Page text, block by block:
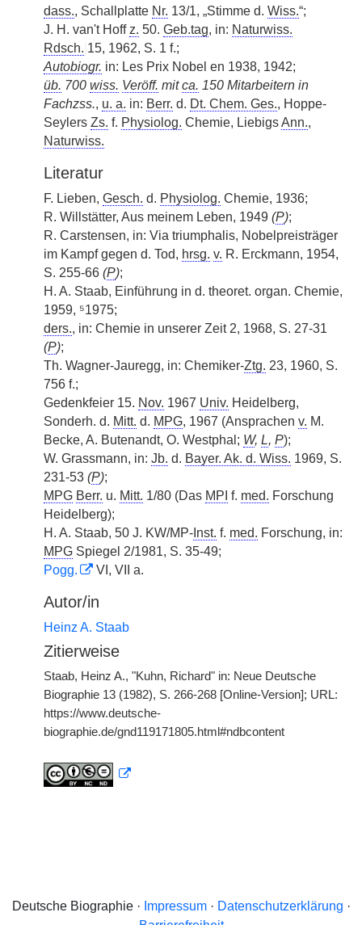
dass., Schallplatte Nr. 13/1, „Stimme d. Wiss.“;
J. H. van't Hoff z. 50. Geb.tag, in: Naturwiss.
Rdsch. 15, 1962, S. 1 f.;
Autobiogr. in: Les Prix Nobel en 1938, 1942;
üb. 700 wiss. Veröff. mitca. 150 Mitarbeitern in
Fachzss., u. a. in: Berr. d. Dt. Chem. Ges., Hoppe-
Seylers Zs. f. Physiolog. Chemie, LiebigsAnn.,
Naturwiss.
Literatur
F. Lieben, Gesch. d. Physiolog. Chemie, 1936;
R. Willstätter, Aus meinem Leben, 1949 (P);
R. Carstensen, in: Via triumphalis, Nobelpreisträger
im Kampf gegen d. Tod, hrsg. v. R. Erckmann, 1954,
S. 255-66 (P);
H. A. Staab, Einführung in d. theoret. organ. Chemie,
1959, ⁵1975;
ders., in: Chemie in unserer Zeit 2, 1968, S. 27-31
(P);
Th. Wagner-Jauregg, in: Chemiker-Ztg. 23, 1960, S.
756 f.;
Gedenkfeier 15. Nov. 1967 Univ. Heidelberg,
Sonderh. d. Mitt. d. MPG, 1967 (Ansprachen v. M.
Becke, A. Butenandt, O. Westphal; W, L, P);
W. Grassmann, in: Jb. d. Bayer. Ak. d. Wiss. 1969, S.
231-53 (P);
MPG Berr. u. Mitt. 1/80 (Das MPI f. med. Forschung
Heidelberg);
H. A. Staab, 50 J. KW/MP- Inst. f. med. Forschung, in:
MPG Spiegel 2/1981, S. 35-49;
Pogg.
VI, VII a.
Autor/in
Heinz A. Staab
Zitierweise
Staab, Heinz A., "Kuhn, Richard" in: Neue Deutsche
Biographie 13 (1982), S. 266-268 [Online-Version]; URL:
https://www.deutsche-
biographie.de/gnd119171805.html#ndbcontent
Deutsche Biographie · Impressum· Datenschutzerklärung ·